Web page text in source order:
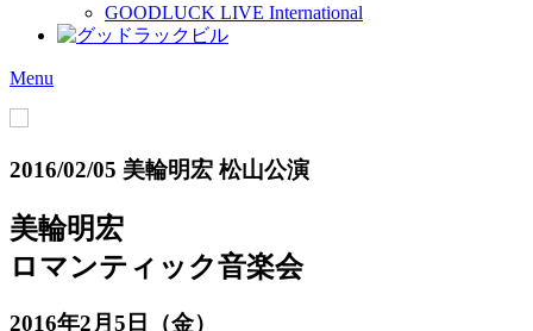
GOODLUCK LIVE International
Menu
2016/02/05 美輪明宏 松山公演
美輪明宏
ロマンティック音楽会
2016年2月5日（金）